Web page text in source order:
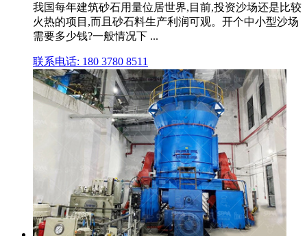
我国每年建筑砂石用量位居世界,目前,投资沙场还是比较
火热的项目,而且砂石料生产利润可观。开个中小型沙场
需要多少钱?一般情况下 ...
联系电话: 180 3780 8511